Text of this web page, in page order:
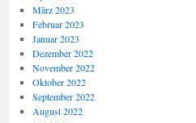
März 2023
Februar 2023
Januar 2023
Dezember 2022
November 2022
Oktober 2022
September 2022
August 2022